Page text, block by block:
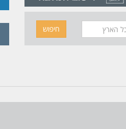
חיפוש